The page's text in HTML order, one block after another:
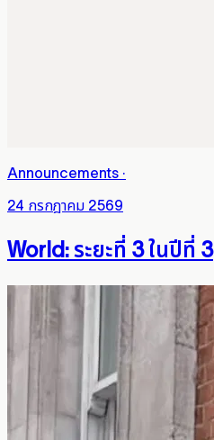
Announcements ·
24 กรกฎาคม 2569
World: ระยะที่ 3 ในปีที่ 3